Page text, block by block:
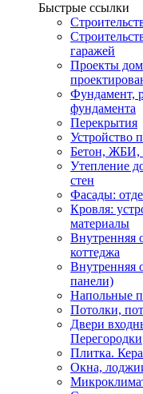
Быстрые ссылки
гаражей
Проекты
Фундамент,
фундамента
Перекрытия
Устройство
Бетон, ЖБИ,
Утепление
стен
Фасады:
Кровля:
материалы
Внутренняя
коттеджа
Внутренняя
панели)
Напольные
Потолки,
Двери
Перегородки
Плитка.
Окна,